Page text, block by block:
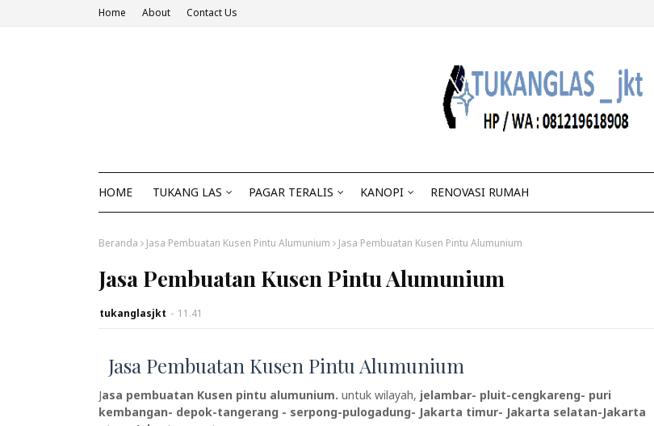
Home About Contact Us
HOME TUKANG LAS PAGAR TERALIS KANOPI RENOVASI RUMAH
Beranda Jasa Pembuatan Kusen Pintu Alumunium Jasa Pembuatan Kusen Pintu Alumunium
Jasa Pembuatan Kusen Pintu Alumunium
tukanglasjkt - 11.41
Jasa Pembuatan Kusen Pintu Alumunium
Jasa pembuatan Kusen pintu alumunium. untuk wilayah, jelambar- pluit-cengkareng- puri
kembangan- depok-tangerang - serpong-pulogadung- Jakarta timur- Jakarta selatan-Jakarta